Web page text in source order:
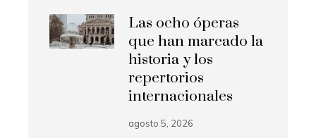
Las ocho óperas
que han marcado la
historia y los
repertorios
internacionales
agosto 5, 2026